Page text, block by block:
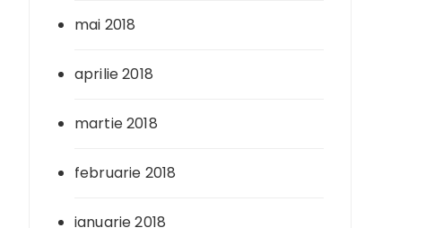
mai 2018
aprilie 2018
martie 2018
februarie 2018
ianuarie 2018